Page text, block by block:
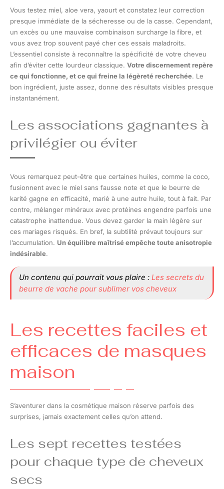
Vous testez miel, aloe vera, yaourt et constatez leur correction
presque immédiate de la sécheresse ou de la casse. Cependant,
un excès ou une mauvaise combinaison surcharge la fibre, et
vous avez trop souvent payé cher ces essais maladroits.
L’essentiel consiste à reconnaître la spécificité de votre cheveu
afin d’éviter cette lourdeur classique. Votre discernement repère
ce qui fonctionne, et ce qui freine la légèreté recherchée. Le
bon ingrédient, juste assez, donne des résultats visibles presque
instantanément.
Les associations gagnantes à
privilégier ou éviter
Vous remarquez peut-être que certaines huiles, comme la coco,
fusionnent avec le miel sans fausse note et que le beurre de
karité gagne en efficacité, marié à une autre huile, tout à fait. Par
contre, mélanger minéraux avec protéines engendre parfois une
catastrophe inattendue. Vous devez garder la main légère sur
ces mariages risqués. En bref, la subtilité prévaut toujours sur
l’accumulation. Un équilibre maîtrisé empêche toute anisotropie
indésirable.
Un contenu qui pourrait vous plaire : Les secrets du
beurre de vache pour sublimer vos cheveux
Les recettes faciles et
efficaces de masques
maison
S’aventurer dans la cosmétique maison réserve parfois des
surprises, jamais exactement celles qu’on attend.
Les sept recettes testées
pour chaque type de cheveux
secs